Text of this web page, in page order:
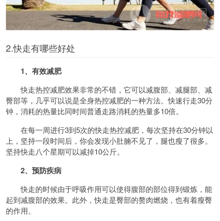
2.快走有哪些好处
1、有效减肥
快走热控减肥效果非常的不错，它可以减腹部、减腿部、减
臀部等，几乎可以说是全身热控减肥的一种方法。快速行走30分
钟，消耗的热量比同时间普通走路消耗的热量多10倍。
在每一周进行3到5次的快走热控减肥，每次坚持在30分钟以
上，坚持一段时间后，你会发现小肚腩不见了，腿也瘦了很多。
坚持快走八个星期可以减掉10公斤。
2、预防疾病
快走的时候由于呼吸作用可以使得腹部的部位得到锻炼，能
起到减腹部的效果。此外，快走是臀部的赘肉燃烧，也有着瘦臀
的作用。